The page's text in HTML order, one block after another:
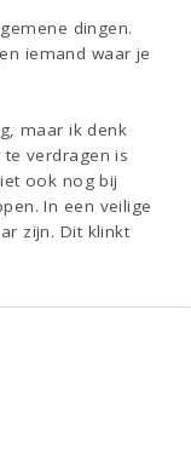
dingen.
iemand waar je
maar ik denk
verdragen is
ook nog bij
In een veilige
zijn. Dit klinkt